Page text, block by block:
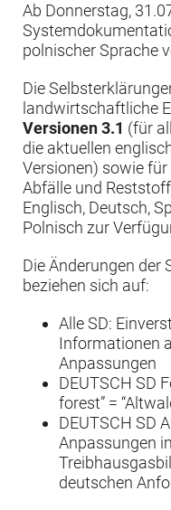
Ab Donnerstag,
polnischer Sprache
Die
landwirtschaftliche
Versionen 3.1 (für
die aktuellen
Versionen) sowie
Abfälle und
Englisch, Deutsch,
Polnisch zur
Die Änderungen der
beziehen sich auf:
Alle SD:
Informationen
Anpassungen
DEUTSCH SD
forest” =
DEUTSCH SD
Anpassungen
deutschen